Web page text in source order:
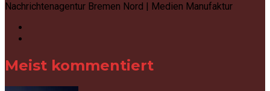
Nachrichtenagentur Bremen Nord | Medien Manufaktur
Meist kommentiert